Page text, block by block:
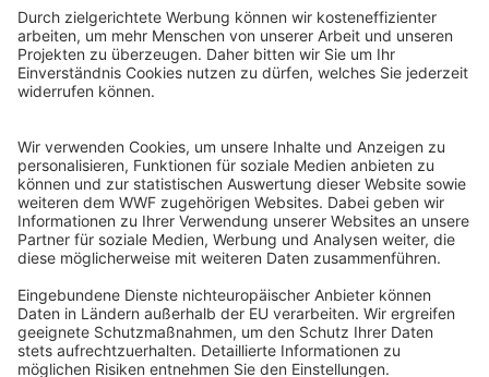
Reinhardtstr. 18
10117 Berlin
Tel.: 030-311 777 700
Ihre Spende kann steuerlich geltend gemacht werden
Registriert als Stiftung WWF Deutschland, Senatsverwaltung für
Justiz Berlin, Az: 3416/976/2
Umsatzsteuer-Identifikationsnummer: DE 114236103
Freistellungsbescheid: Als gemeinnützige Körperschaft befreit
von der Körperschaftssteuer gem. §5 I 9 KStg. unter der
Steuernummer 27/641/09321
© WWF Deutschland 2026